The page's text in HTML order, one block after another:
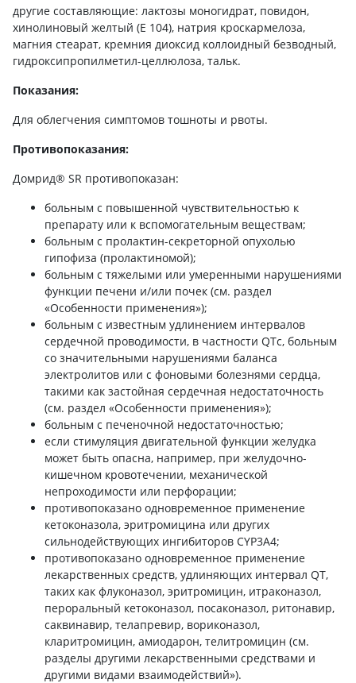
другие составляющие: лактозы моногидрат, повидон,
хинолиновый желтый (Е 104), натрия кроскармелоза,
магния стеарат, кремния диоксид коллоидный безводный,
гидроксипропилметил-целлюлоза, тальк.
Показания:
Для облегчения симптомов тошноты и рвоты.
Противопоказания:
Домрид® SR противопоказан:
больным с повышенной чувствительностью к
препарату или к вспомогательным веществам;
больным с пролактин-секреторной опухолью
гипофиза (пролактиномой);
больным с тяжелыми или умеренными нарушениями
функции печени и/или почек (см. раздел
«Особенности применения»);
больным с известным удлинением интервалов
сердечной проводимости, в частности QTс, больным
со значительными нарушениями баланса
электролитов или с фоновыми болезнями сердца,
такими как застойная сердечная недостаточность
(см. раздел «Особенности применения»);
больным с печеночной недостаточностью;
если стимуляция двигательной функции желудка
может быть опасна, например, при желудочно-
кишечном кровотечении, механической
непроходимости или перфорации;
противопоказано одновременное применение
кетоконазола, эритромицина или других
сильнодействующих ингибиторов CYP3A4;
противопоказано одновременное применение
лекарственных средств, удлиняющих интервал QT,
таких как флуконазол, эритромицин, итраконазол,
пероральный кетоконазол, посаконазол, ритонавир,
саквинавир, телапревир, вориконазол,
кларитромицин, амиодарон, телитромицин (см.
разделы другими лекарственными средствами и
другими видами взаимодействий»).